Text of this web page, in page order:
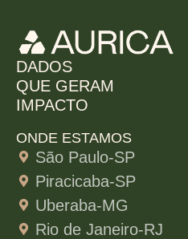
DADOS
QUE GERAM
IMPACTO
ONDE ESTAMOS
São Paulo-SP
Piracicaba-SP
Uberaba-MG
Rio de Janeiro-RJ